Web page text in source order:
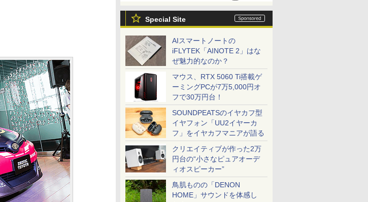
Special Site
AIスマートノートの
iFLYTEK「AINOTE 2」はな
ぜ魅力的なのか？
マウス、RTX 5060 Ti搭載ゲ
ーミングPCが7万5,000円オ
フで30万円台！
SOUNDPEATSのイヤカフ型
イヤフォン「UU2イヤーカ
フ」をイヤカフマニアが語る
クリエイティブが作った2万
円台の“小さなピュアオーデ
ィオスピーカー”
鳥肌ものの「DENON
HOME」サウンドを体感し